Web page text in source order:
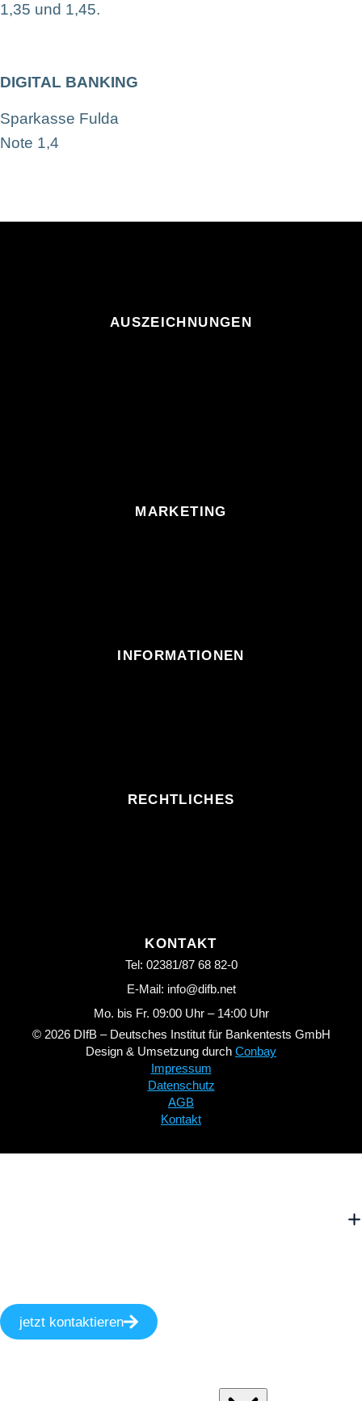
1,35 und 1,45.
DIGITAL BANKING
Sparkasse Fulda
Note 1,4
AUSZEICHNUNGEN
MARKETING
INFORMATIONEN
RECHTLICHES
KONTAKT
Tel: 02381/87 68 82-0
E-Mail: info@difb.net
Mo. bis Fr. 09:00 Uhr – 14:00 Uhr
© 2026 DIfB – Deutsches Institut für Bankentests GmbH
Design & Umsetzung durch Conbay
Impressum
Datenschutz
AGB
Kontakt
jetzt kontaktieren